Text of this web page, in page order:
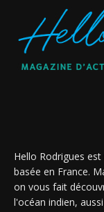
Hello Rodrigues
basée en France.
on vous fait
l'océan indien,